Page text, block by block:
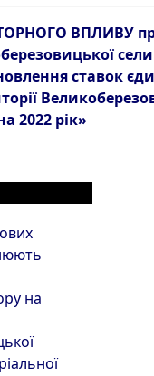
ВПЛИВУ
ставок
2022 рік»